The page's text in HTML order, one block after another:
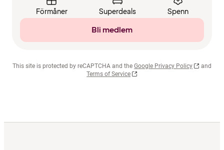
Förmåner Superdeals Spenn
Bli medlem
This site is protected by reCAPTCHA and the Google Privacy Policy
and
Terms of Service